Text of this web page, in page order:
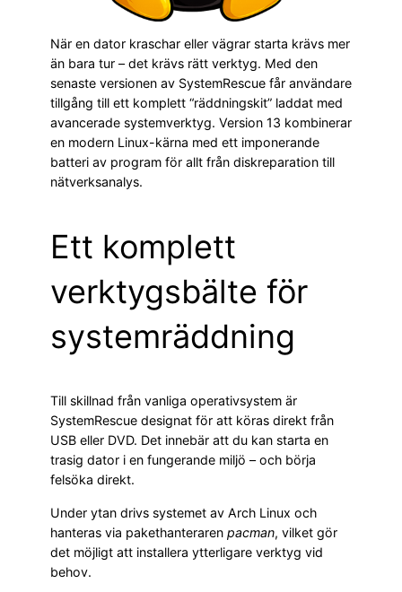
När en dator kraschar eller vägrar starta krävs mer
än bara tur – det krävs rätt verktyg. Med den
senaste versionen av SystemRescue får användare
tillgång till ett komplett “räddningskit” laddat med
avancerade systemverktyg. Version 13 kombinerar
en modern Linux-kärna med ett imponerande
batteri av program för allt från diskreparation till
nätverksanalys.
Ett komplett
verktygsbälte för
systemräddning
Till skillnad från vanliga operativsystem är
SystemRescue designat för att köras direkt från
USB eller DVD. Det innebär att du kan starta en
trasig dator i en fungerande miljö – och börja
felsöka direkt.
Under ytan drivs systemet av Arch Linux och
hanteras via pakethanteraren pacman, vilket gör
det möjligt att installera ytterligare verktyg vid
behov.